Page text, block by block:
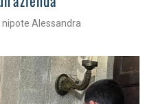
nipote Alessandra